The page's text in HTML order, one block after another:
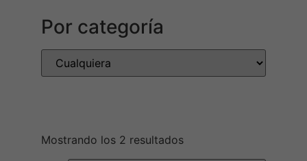
Por categoría
Mostrando los 2 resultados